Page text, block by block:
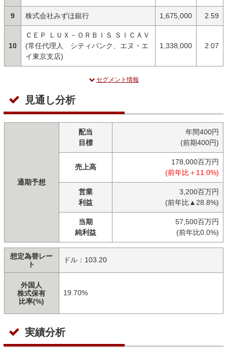
9 株式会社みずほ銀行 1,675,000 2.59
10
ＣＥＰ ＬＵＸ－ＯＲＢＩＳ ＳＩＣＡＶ
(常任代理人 シティバンク、エヌ・エ
イ東京支店)
1,338,000 2.07
セグメント情報
見通し分析
通期予想
配当
目標
年間400円
(前期400円)
売上高
178,000百万円
(前年比＋11.0%)
営業
利益
3,200百万円
(前年比▲28.8%)
当期
純利益
57,500百万円
(前年比0.0%)
想定為替レー
ト
ドル：103.20
外国人
株式保有
比率(%)
19.70%
実績分析